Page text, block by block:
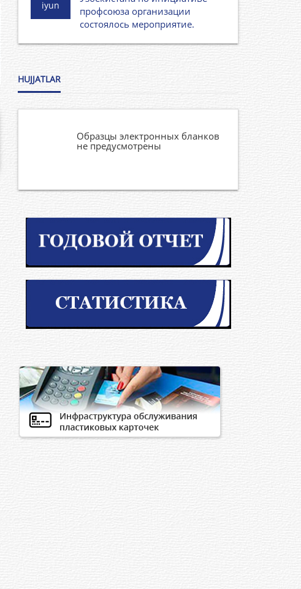
iyun
профсоюза организации
состоялось мероприятие.
HUJJATLAR
Образцы электронных бланков
не предусмотрены